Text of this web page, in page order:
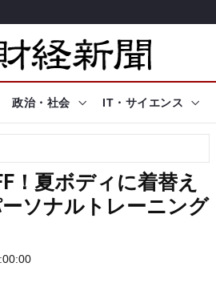
政治・社会 IT・サイエンス
！夏ボディに着替え
ソナルトレーニング